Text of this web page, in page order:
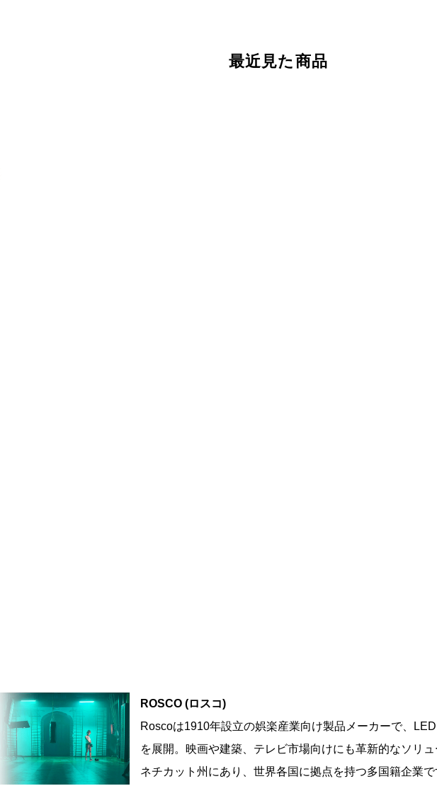
最近見た商品
ROSCO (ロスコ)
Roscoは1910年設立の娯楽産業向け製品メーカーで、
を展開。映画や建築、テレビ市場向けにも革新的なソリ
ネチカット州にあり、世界各国に拠点を持つ多国籍企業